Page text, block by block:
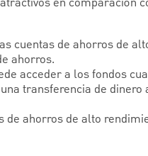
cuentas de ahorros de
ahorros.
acceder a los fondos
transferencia de dinero
de ahorros de alto